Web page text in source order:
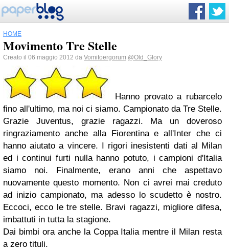
HOME
Movimento Tre Stelle
Creato il 06 maggio 2012 da Vomitoergorum @Old_Glory
Hanno provato a rubarcelo
fino all'ultimo, ma noi ci siamo. Campionato da Tre Stelle.
Grazie Juventus, grazie ragazzi. Ma un doveroso
ringraziamento anche alla Fiorentina e all'Inter che ci
hanno aiutato a vincere. I rigori inesistenti dati al Milan
ed i continui furti nulla hanno potuto, i campioni d'Italia
siamo noi. Finalmente, erano anni che aspettavo
nuovamente questo momento. Non ci avrei mai creduto
ad inizio campionato, ma adesso lo scudetto è nostro.
Eccoci, ecco le tre stelle. Bravi ragazzi, migliore difesa,
imbattuti in tutta la stagione.
Dai bimbi ora anche la Coppa Italia mentre il Milan resta
a zero tituli.